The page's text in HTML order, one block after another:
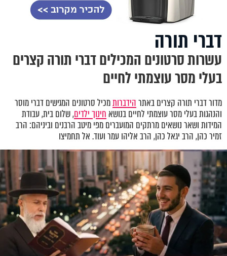
דברי תורה
עשרות סרטונים המכילים דברי תורה קצרים
בעלי מסר עוצמתי לחיים
מדור דברי תורה קצרים באתרהידברותמכיל סרטונים המגישים דברי מוסר
והנהגות בעלי מסר עוצמתי לחיים בנושאחינוך ילדים, שלום בית, עבודת
המידות ושאר נושאים מרתקים המועברים מפי מיטב הרבנים וביניהם: הרב
זמיר כהן, הרב יגאל כהן, הרב אליהו עמר ועוד. אל תחמיצו